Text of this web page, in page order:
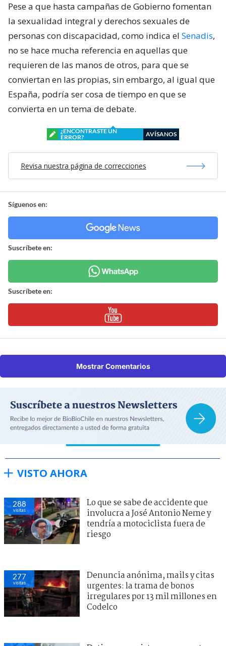
Pese a que hasta campañas de Gobierno fomentan
la sexualidad integral y derechos sexuales de
personas con discapacidad, como indica el Senadis,
no se hace mucha referencia en aquellas que
requieren de las manos de otros, para que se
conviertan en las propias, sin embargo, al igual que
España, podría ser cosa de tiempo en que se
convierta en un tema de debate.
¿ENCONTRASTE UN
ERROR?
AVÍSANOS
Revisa nuestra página de correcciones
Síguenos en:
Suscríbete en:
Suscríbete en:
Mostrar Comentarios
VISTO AHORA
288
visitas
Lo que se sabe de accidente que
involucra a José Antonio Neme y
tendría a motociclista fuera de
riesgo
277
visitas
Denuncia anónima, mails y citas
urgentes: la trama de bonos
irregulares por 13 mil millones en
Codelco